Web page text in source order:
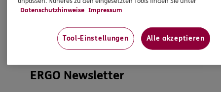
ERGO Newsletter
Datenschutzhinweise Impressum
Tool-Einstellungen Alle akzeptieren